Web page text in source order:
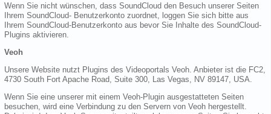
Wenn Sie nicht wünschen, dass SoundCloud den Besuch unserer Seiten
Ihrem SoundCloud- Benutzerkonto zuordnet, loggen Sie sich bitte aus
Ihrem SoundCloud-Benutzerkonto aus bevor Sie Inhalte des SoundCloud-
Plugins aktivieren.
Veoh
Unsere Website nutzt Plugins des Videoportals Veoh. Anbieter ist die FC2,
4730 South Fort Apache Road, Suite 300, Las Vegas, NV 89147, USA.
Wenn Sie eine unserer mit einem Veoh-Plugin ausgestatteten Seiten
besuchen, wird eine Verbindung zu den Servern von Veoh hergestellt.